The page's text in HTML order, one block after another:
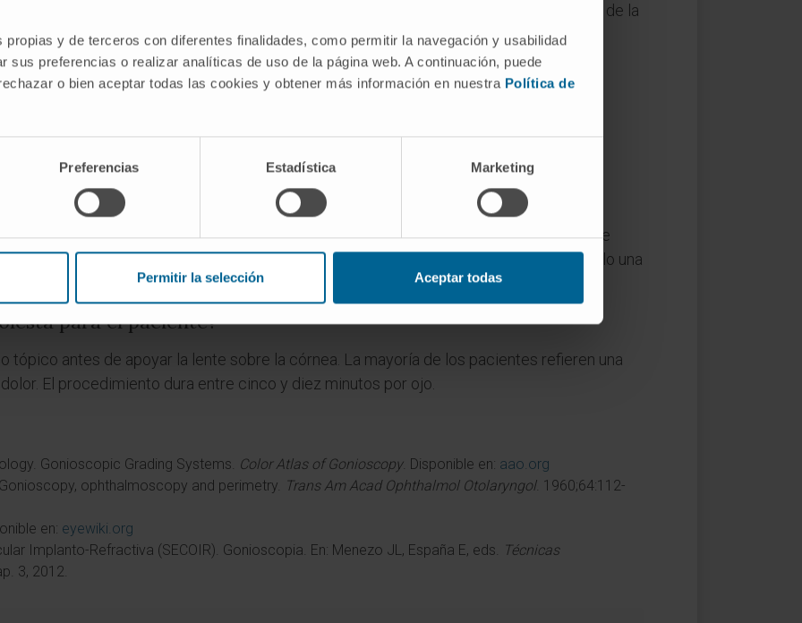
propias y de terceros con diferentes finalidades, como permitir la navegación y usabilidad
sus preferencias o realizar analíticas de uso de la página web. A continuación, puede
o bien aceptar todas las cookies y obtener más información en nuestra Política de
Preferencias Estadística Marketing
Permitir la selección Aceptar todas
), "examinar". El nombre alude directamente a la finalidad de la
la córnea y el iris en la cámara anterior del ojo.
tonometría?
se complementan en la evaluación del glaucoma, pero aportan información de
que se realiza bajo visión gonioscópica directa. El cirujano utiliza una lente de
mientras secciona la malla trabecular. La gonioscopia, en ese contexto, deja de ser solo una
guía visual del acto operatorio.
para el paciente?
tópico antes de apoyar la lente sobre la córnea. La mayoría de los pacientes refieren una
El procedimiento dura entre cinco y diez minutos por ojo.
Gonioscopic Grading Systems. Color Atlas of Gonioscopy. Disponible en: aao.org
ophthalmoscopy and perimetry. Trans Am Acad Ophthalmol Otolaryngol. 1960;64:112-
en: eyewiki.org
Implanto-Refractiva (SECOIR). Gonioscopia. En: Menezo JL, España E, eds. Técnicas
3, 2012.